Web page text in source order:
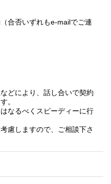
合否いずれもe-mailでご連
どにより、話し合いで契約
。
なるべくスピーディーに行
慮しますので、ご相談下さ